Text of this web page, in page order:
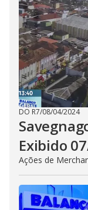
DO R7/08/04/2024
Exibido
Ações de